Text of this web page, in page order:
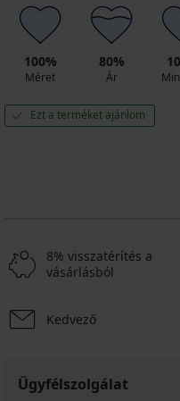
100%
Méret
80%
Ár
Ezt a terméket ajánlom
8% visszatérítés a
vásárlásból
Kedvező
Ügyfélszolgálat